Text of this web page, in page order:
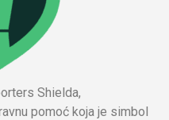
Shielda,
pomoć koja je simbol